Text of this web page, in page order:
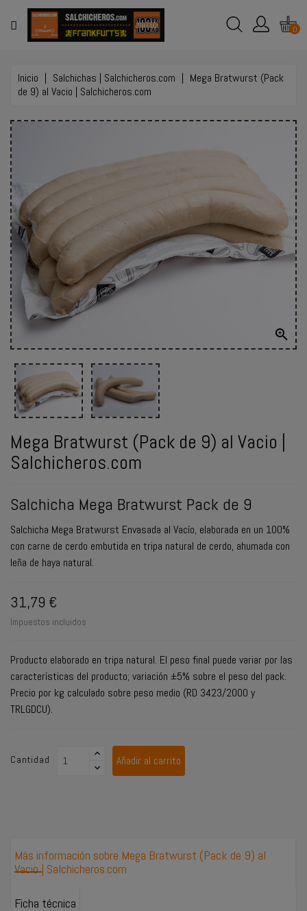
MENÚ
ONLINE
Y
BODAS
EMPLEO
CONTACTO
LLAMAR
ENVIAR
WHATSAPP
0
Inicio Salchichas | Salchicheros.com
Mega Bratwurst (Pack
de 9) al Vacio | Salchicheros.com

Mega Bratwurst (Pack de 9) al Vacio |
Salchicheros.com
Salchicha Mega Bratwurst Pack de 9
Salchicha Mega Bratwurst Envasada al Vacío, elaborada en un 100%
con carne de cerdo embutida en tripa natural de cerdo, ahumada con
leña de haya natural.
31,79 €
Impuestos incluidos
Producto elaborado en tripa natural. El peso final puede variar por las
características del producto; variación ±5% sobre el peso del pack.
Precio por kg calculado sobre peso medio (RD 3423/2000 y
TRLGDCU).
Cantidad Añadir al carrito
Más información sobre Mega Bratwurst (Pack de 9) al
Vacio | Salchicheros.com
Ficha técnica